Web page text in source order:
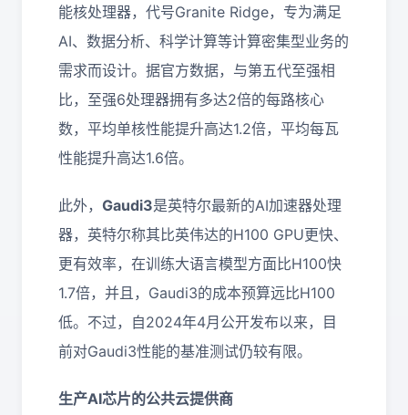
能核处理器，代号Granite Ridge，专为满足
AI、数据分析、科学计算等计算密集型业务的
需求而设计。据官方数据，与第五代至强相
比，至强6处理器拥有多达2倍的每路核心
数，平均单核性能提升高达1.2倍，平均每瓦
性能提升高达1.6倍。
此外， Gaudi3是英特尔最新的AI加速器处理
器，英特尔称其比英伟达的H100 GPU更快、
更有效率，在训练大语言模型方面比H100快
1.7倍，并且，Gaudi3的成本预算远比H100
低。不过，自2024年4月公开发布以来，目
前对Gaudi3性能的基准测试仍较有限。
生产AI芯片的公共云提供商